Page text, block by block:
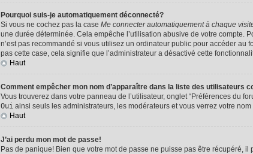
Pourquoi suis-je automatiquement déconnecté?
Si vous ne cochez pas la case Me connecter automatiquement à chaque
une durée déterminée. Cela empêche l’utilisation abusive de votre compte.
n’est pas recommandé si vous utilisez un ordinateur public pour accéder au
pas cette case, cela signifie que l’administrateur a désactivé cette
Haut
Comment empêcher mon nom d’apparaître dans la liste des utilisateurs
Vous trouverez dans votre panneau de l’utilisateur, onglet “Préférences du
Oui ainsi seuls les administrateurs, les modérateurs et vous verrez votre
Haut
J’ai perdu mon mot de passe!
Pas de panique! Bien que votre mot de passe ne puisse pas être récupéré,